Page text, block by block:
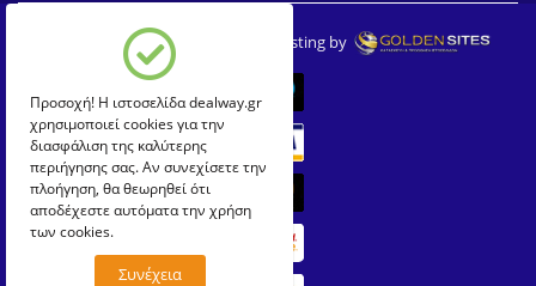
© 2007-2026 Dealway. Create & Hosting by
Προσοχή! Η ιστοσελίδα dealway.gr
χρησιμοποιεί cookies για την
διασφάλιση της καλύτερης
περιήγησης σας. Αν συνεχίσετε την
πλοήγηση, θα θεωρηθεί ότι
αποδέχεστε αυτόματα την χρήση
των cookies.
Συνέχεια